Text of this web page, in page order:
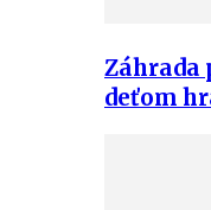
Záhrada
deťom